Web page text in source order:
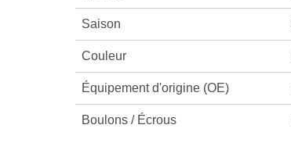
Saison
Couleur
Équipement d'origine (OE)
Boulons / Écrous